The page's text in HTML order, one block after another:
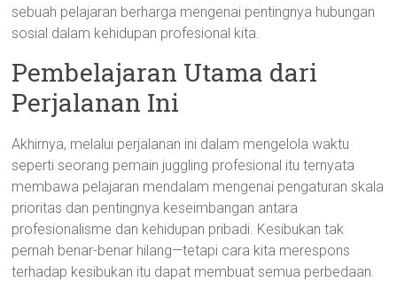
sebuah pelajaran berharga mengenai pentingnya hubungan
sosial dalam kehidupan profesional kita.
Pembelajaran Utama dari
Perjalanan Ini
Akhirnya, melalui perjalanan ini dalam mengelola waktu
seperti seorang pemain juggling profesional itu ternyata
membawa pelajaran mendalam mengenai pengaturan skala
prioritas dan pentingnya keseimbangan antara
profesionalisme dan kehidupan pribadi. Kesibukan tak
pernah benar-benar hilang—tetapi cara kita merespons
terhadap kesibukan itu dapat membuat semua perbedaan.